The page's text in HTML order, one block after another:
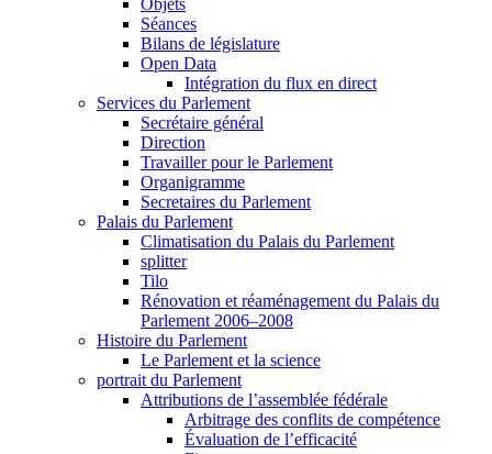
Objets
Séances
Bilans de législature
Open Data
Intégration du flux en direct
Services du Parlement
Secrétaire général
Direction
Travailler pour le Parlement
Organigramme
Secretaires du Parlement
Palais du Parlement
Climatisation du Palais du Parlement
splitter
Tilo
Rénovation et réaménagement du Palais du
Parlement 2006–2008
Histoire du Parlement
Le Parlement et la science
portrait du Parlement
Attributions de l’assemblée fédérale
Arbitrage des conflits de compétence
Évaluation de l’efficacité